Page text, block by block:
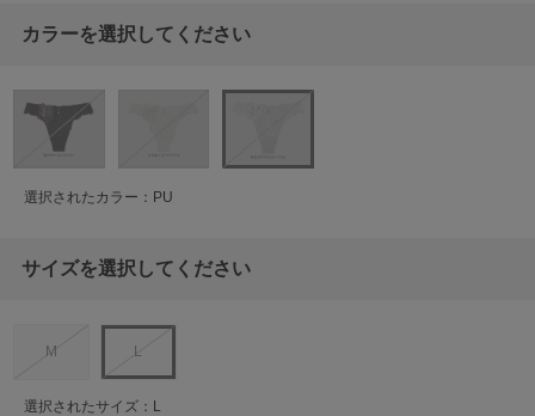
カラーを選択してください
選択されたカラー：PU
サイズを選択してください
M L
選択されたサイズ：L